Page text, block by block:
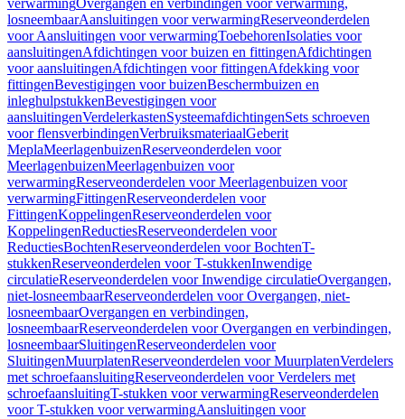
verwarmingOvergangen en verbindingen voor verwarming,
losneembaarAansluitingen voor verwarmingReserveonderdelen
voor Aansluitingen voor verwarmingToebehorenIsolaties voor
aansluitingenAfdichtingen voor buizen en fittingenAfdichtingen
voor aansluitingenAfdichtingen voor fittingenAfdekking voor
fittingenBevestigingen voor buizenBeschermbuizen en
inleghulpstukkenBevestigingen voor
aansluitingenVerdelerkastenSysteemafdichtingenSets schroeven
voor flensverbindingenVerbruiksmateriaalGeberit
MeplaMeerlagenbuizenReserveonderdelen voor
MeerlagenbuizenMeerlagenbuizen voor
verwarmingReserveonderdelen voor Meerlagenbuizen voor
verwarmingFittingenReserveonderdelen voor
FittingenKoppelingenReserveonderdelen voor
KoppelingenReductiesReserveonderdelen voor
ReductiesBochtenReserveonderdelen voor BochtenT-
stukkenReserveonderdelen voor T-stukkenInwendige
circulatieReserveonderdelen voor Inwendige circulatieOvergangen,
niet-losneembaarReserveonderdelen voor Overgangen, niet-
losneembaarOvergangen en verbindingen,
losneembaarReserveonderdelen voor Overgangen en verbindingen,
losneembaarSluitingenReserveonderdelen voor
SluitingenMuurplatenReserveonderdelen voor MuurplatenVerdelers
met schroefaansluitingReserveonderdelen voor Verdelers met
schroefaansluitingT-stukken voor verwarmingReserveonderdelen
voor T-stukken voor verwarmingAansluitingen voor